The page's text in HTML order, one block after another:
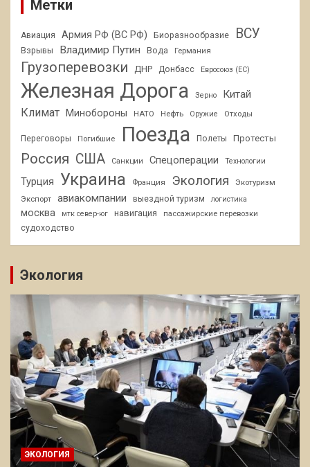
Метки
Авиация Армия РФ (ВС РФ) Биоразнообразие ВСУ
Взрывы Владимир Путин Вода Германия
Грузоперевозки ДНР Донбасс Евросоюз (ЕС)
Железная Дорога Зерно Китай
Климат Минобороны НАТО Нефть Оружие Отходы
Переговоры Погибшие Поезда Полеты Протесты
Россия США Санкции Спецоперации Технологии
Турция Украина Франция Экология
Экотуризм
Экспорт
авиакомпании выездной туризм логистика
москва мтк север-юг навигация
пассажирские перевозки
судоходство
Экология
ЭКОЛОГИЯ